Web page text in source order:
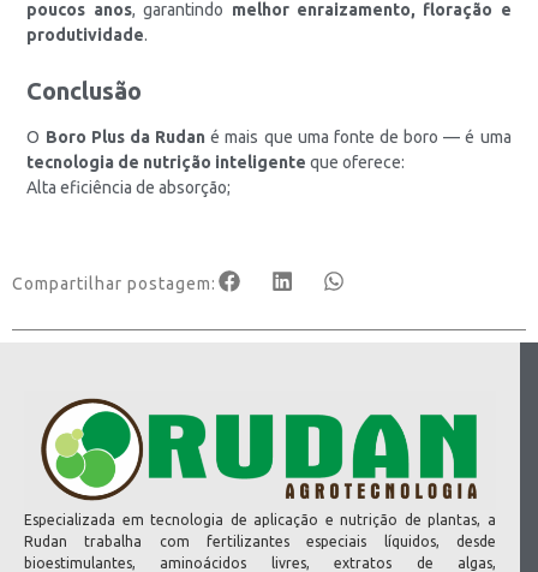
poucos anos, garantindo melhor enraizamento, floração e
produtividade.
Conclusão
O Boro Plus da Rudan é mais que uma fonte de boro — é uma
tecnologia de nutrição inteligente que oferece:
Alta eficiência de absorção;
Compartilhar postagem:
Especializada em tecnologia de aplicação e nutrição de plantas, a
Rudan trabalha com fertilizantes especiais líquidos, desde
bioestimulantes, aminoácidos livres, extratos de algas,